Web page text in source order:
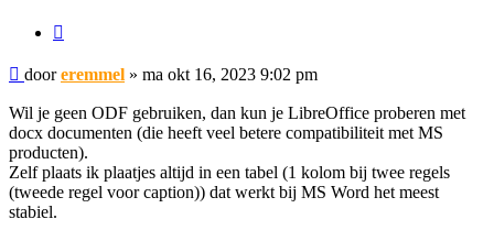
Bericht
dooreremmel » ma okt 16, 2023 9:02 pm
Wil je geen ODF gebruiken, dan kun je LibreOffice proberen met
docx documenten (die heeft veel betere compatibiliteit met MS
producten).
Zelf plaats ik plaatjes altijd in een tabel (1 kolom bij twee regels
(tweede regel voor caption)) dat werkt bij MS Word het meest
stabiel.